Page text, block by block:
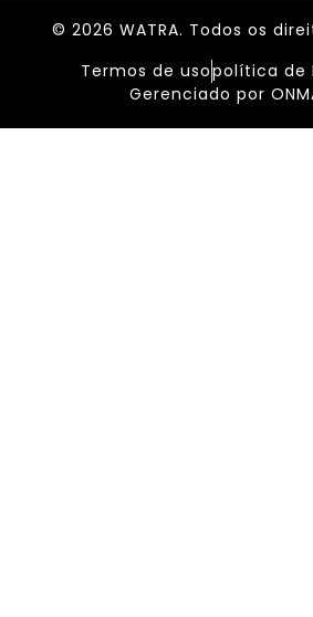
© 2026 WATRA. Todos os
Termos de usopolítica de
Gerenciado por